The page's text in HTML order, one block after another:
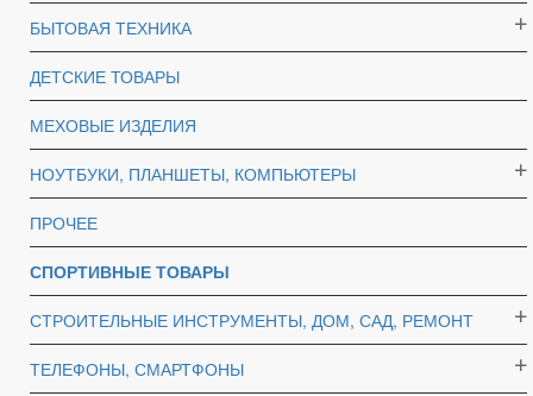
БЫТОВАЯ ТЕХНИКА
ДЕТСКИЕ ТОВАРЫ
МЕХОВЫЕ ИЗДЕЛИЯ
НОУТБУКИ, ПЛАНШЕТЫ, КОМПЬЮТЕРЫ
ПРОЧЕЕ
СПОРТИВНЫЕ ТОВАРЫ
СТРОИТЕЛЬНЫЕ ИНСТРУМЕНТЫ, ДОМ, САД, РЕМОНТ
ТЕЛЕФОНЫ, СМАРТФОНЫ